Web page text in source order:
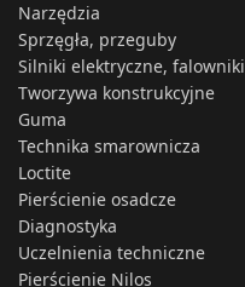
Narzędzia
Sprzęgła, przeguby
Silniki elektryczne, falowniki
Tworzywa konstrukcyjne
Guma
Technika smarownicza
Loctite
Pierścienie osadcze
Diagnostyka
Uczelnienia techniczne
Pierścienie Nilos